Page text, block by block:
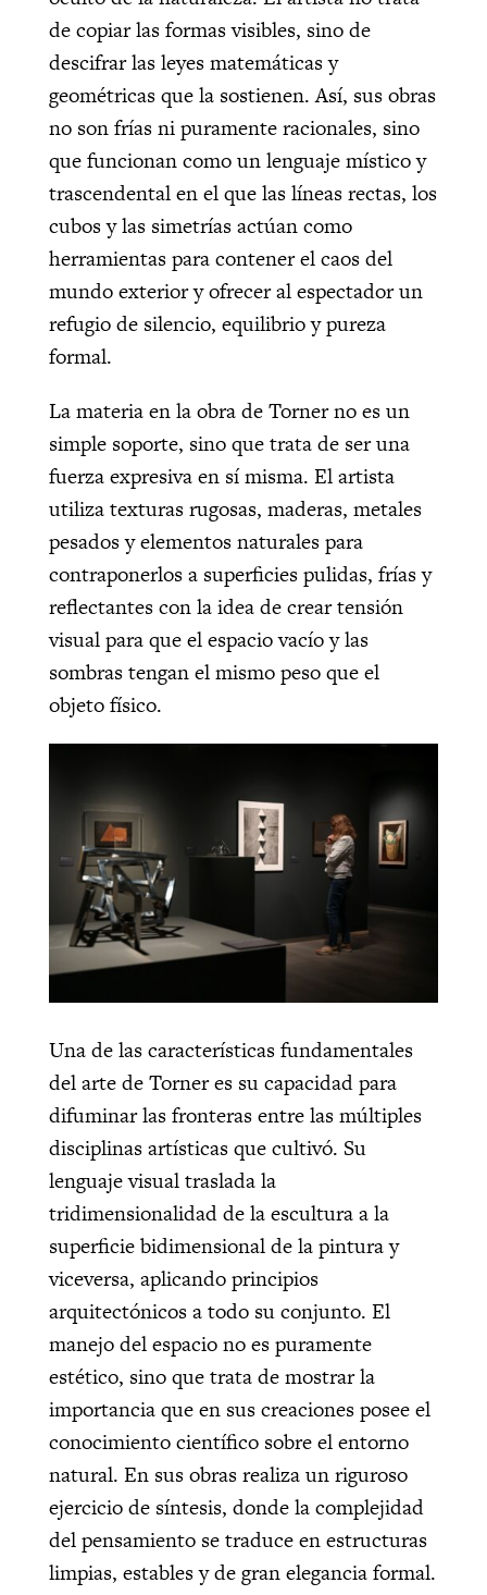
de copiar las formas visibles, sino de
descifrar las leyes matemáticas y
geométricas que la sostienen. Así, sus obras
no son frías ni puramente racionales, sino
que funcionan como un lenguaje místico y
trascendental en el que las líneas rectas, los
cubos y las simetrías actúan como
herramientas para contener el caos del
mundo exterior y ofrecer al espectador un
refugio de silencio, equilibrio y pureza
formal.
La materia en la obra de Torner no es un
simple soporte, sino que trata de ser una
fuerza expresiva en sí misma. El artista
utiliza texturas rugosas, maderas, metales
pesados y elementos naturales para
contraponerlos a superficies pulidas, frías y
reflectantes con la idea de crear tensión
visual para que el espacio vacío y las
sombras tengan el mismo peso que el
objeto físico.
Una de las características fundamentales
del arte de Torner es su capacidad para
difuminar las fronteras entre las múltiples
disciplinas artísticas que cultivó. Su
lenguaje visual traslada la
tridimensionalidad de la escultura a la
superficie bidimensional de la pintura y
viceversa, aplicando principios
arquitectónicos a todo su conjunto. El
manejo del espacio no es puramente
estético, sino que trata de mostrar la
importancia que en sus creaciones posee el
conocimiento científico sobre el entorno
natural. En sus obras realiza un riguroso
ejercicio de síntesis, donde la complejidad
del pensamiento se traduce en estructuras
limpias, estables y de gran elegancia formal.